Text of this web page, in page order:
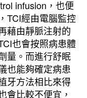
infusion，也便
TCI經由電腦監控
藉由靜脈注射的
也會按照病患體
量。而進行舒眠
也能夠確定病患
牙方法相比來得
會比較不便宜，